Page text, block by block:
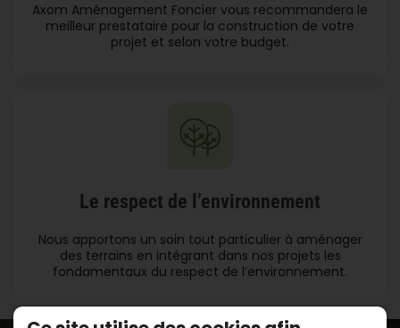
Axom Aménagement Foncier vous recommandera le
meilleur prestataire pour la construction de votre
projet et selon votre budget.
Le respect de l’environnement
Nous apportons un soin tout particulier à aménager
des terrains en intégrant dans nos projets les
fondamentaux du respect de l’environnement.